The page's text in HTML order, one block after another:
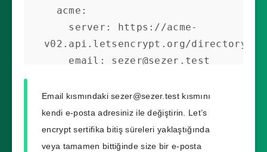
v02.api.letsencrypt.org/directory
    email:
sezer@sezer.test
      name: letsencrypt-prod
    solvers:
    - http01:
        ingress:
Email kısmındakisezer@sezer.testkısmını
kendi e-posta adresiniz ile değiştirin. Let’s
encrypt sertifika bitiş süreleri yaklaştığında
veya tamamen bittiğinde size bir e-posta